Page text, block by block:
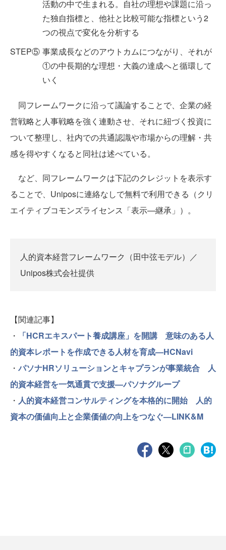
活動の中で生まれる。自社の理想や課題に沿っ
た独自指標と、他社と比較可能な指標という2
つの視点で変化を分析する
STEP⑤ 事業成長などのアウトカムにつながり、それが
①の中長期的な理想・大義の達成へと循環して
いく
同フレームワークに沿って議論することで、企業の経
営戦略と人事戦略を強く連動させ、それに紐づく投資に
ついて整理し、社内での共通認識や市場からの理解・共
感を得やすくなると同社は述べている。
など、同フレームワークは下記のクレジットを表示す
ることで、Uniposに連絡なしで無料で利用できる（クリ
エイティブコモンズライセンス「表示—継承」）。
人的資本経営フレームワーク（田中弦モデル）／
Unipos株式会社提供
【関連記事】
・
「HCRエキスパート養成講座」を開講 意味のある人
的資本レポートを作成できる人材を育成—HCNavi
・ パソナHRソリューションとキャプランが事業統合 人
的資本経営を一気通貫で支援—パソナグループ
・ 人的資本経営コンサルティングを本格的に開始 人的
資本の価値向上と企業価値の向上をつなぐ—LINK&M